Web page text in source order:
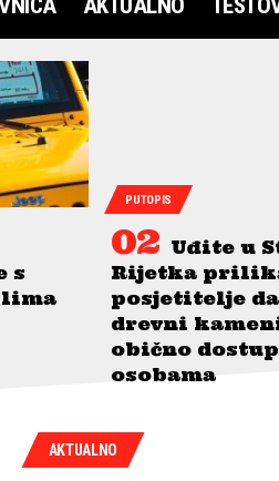
AKTUALNO
s
PUTOPIS
Uđite u
Rijetka
posjetitelje
drevni
obično
osobama
AKTUALNO